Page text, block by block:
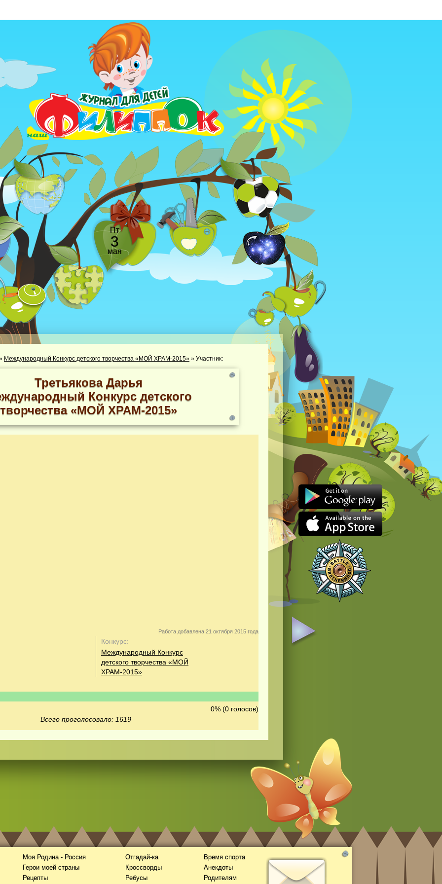
Пт
3
мая
Международный Конкурс детского творчества «МОЙ ХРАМ-2015» »
Третьякова Дарья
Конкурс детского
творчества «МОЙ ХРАМ-2015»
Работа добавлена 21 октября 2015 года
Конкурс:
Международный Конкурс
детского творчества «МОЙ
ХРАМ-2015»
0% (0 голосов)
Всего проголосовало: 1619
Моя Родина - Россия
Герои моей страны
Рецепты
Отгадай-ка
Кроссворды
Ребусы
Время спорта
Анекдоты
Родителям